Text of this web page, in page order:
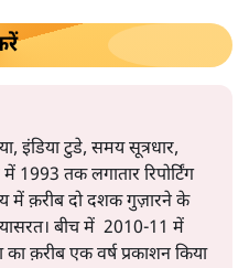
इंडिया टुडे, समय सूत्रधार,
1993 तक लगातार रिपोर्टिंग
में क़रीब दो दशक गुज़ारने के
बीच में 2010-11 में
का क़रीब एक वर्ष प्रकाशन किया